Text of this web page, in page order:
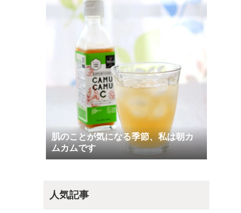
肌のことが気になる季節、私は朝カ
ムカムです
人気記事